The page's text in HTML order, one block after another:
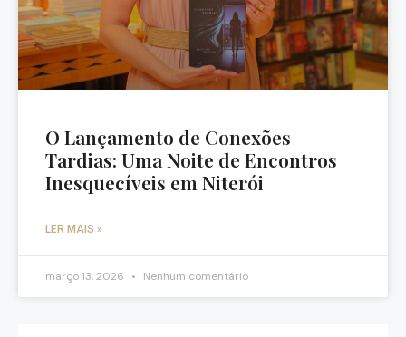
O Lançamento de Conexões
Tardias: Uma Noite de Encontros
Inesquecíveis em Niterói
LER MAIS »
março 13, 2026 Nenhum comentário